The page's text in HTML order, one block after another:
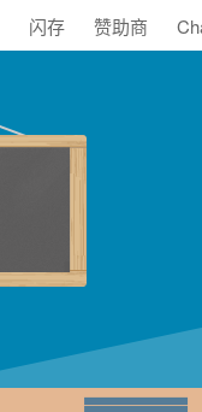
闪存 赞助商